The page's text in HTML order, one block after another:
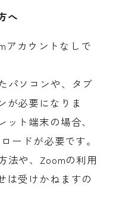
へ
アカウントなしで
パソコンや、タブ
が必要になりま
ト端末の場合、
ードが必要です。
法や、Zoomの利用
は受けかねますの